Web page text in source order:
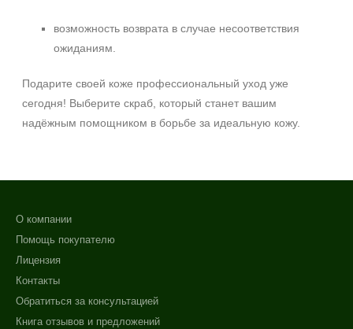
возможность возврата в случае несоответствия
ожиданиям.
Подарите своей коже профессиональный уход уже
сегодня! Выберите скраб, который станет вашим
надёжным помощником в борьбе за идеальную кожу.
О компании
Помощь покупателю
Лицензия
Контакты
Обратиться за консультацией
Книга отзывов и предложений